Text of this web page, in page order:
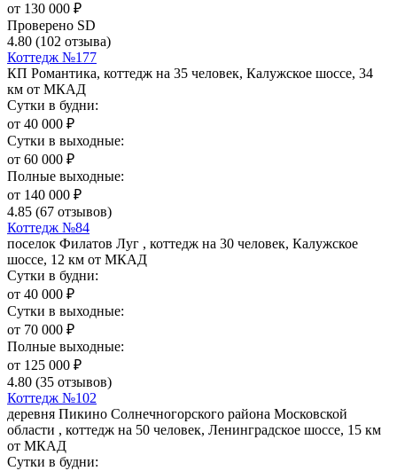
от 130 000 ₽
Проверено SD
4.80 (102 отзыва)
Коттедж №177
КП Романтика, коттедж на 35 человек, Калужское шоссе, 34
км от МКАД
Сутки в будни:
от 40 000 ₽
Сутки в выходные:
от 60 000 ₽
Полные выходные:
от 140 000 ₽
4.85 (67 отзывов)
Коттедж №84
поселок Филатов Луг , коттедж на 30 человек, Калужское
шоссе, 12 км от МКАД
Сутки в будни:
от 40 000 ₽
Сутки в выходные:
от 70 000 ₽
Полные выходные:
от 125 000 ₽
4.80 (35 отзывов)
Коттедж №102
деревня Пикино Солнечногорского района Московской
области , коттедж на 50 человек, Ленинградское шоссе, 15 км
от МКАД
Сутки в будни: